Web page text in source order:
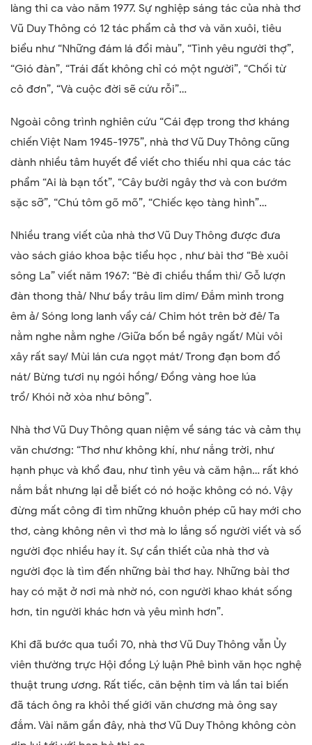
làng thi ca vào năm 1977. Sự nghiệp sáng tác của nhà thơ
Vũ Duy Thông có 12 tác phẩm cả thơ và văn xuôi, tiêu
biểu như “Những đám lá đổi màu”, “Tình yêu người thợ”,
“Gió đàn”, “Trái đất không chỉ có một người”, “Chối từ
cô đơn”, “Và cuộc đời sẽ cứu rỗi”…
Ngoài công trình nghiên cứu “Cái đẹp trong thơ kháng
chiến Việt Nam 1945-1975”, nhà thơ Vũ Duy Thông cũng
dành nhiều tâm huyết để viết cho thiếu nhi qua các tác
phẩm “Ai là bạn tốt”, “Cây bưởi ngây thơ và con bướm
sặc sỡ”, “Chú tôm gõ mõ”, “Chiếc kẹo tàng hình”…
Nhiều trang viết của nhà thơ Vũ Duy Thông được đưa
vào sách giáo khoa bậc tiểu học , như bài thơ “Bè xuôi
sông La” viết năm 1967: “Bè đi chiều thầm thì/ Gỗ lượn
đàn thong thả/ Như bầy trâu lim dim/ Đắm mình trong
êm ả/ Sóng long lanh vẩy cá/ Chim hót trên bờ đê/Ta
nằm nghe nằm nghe /Giữa bốn bề ngây ngất/ Mùi vôi
xây rất say/ Mùi lán cưa ngọt mát/Trong đạn bom đổ
nát/ Bừng tươi nụ ngói hồng/ Đồng vàng hoe lúa
trổ/ Khói nở xòa như bông”.
Nhà thơ Vũ Duy Thông quan niệm về sáng tác và cảm thụ
văn chương: “Thơ như không khí, như nắng trời, như
hạnh phục và khổ đau, như tình yêu và căm hận… rất khó
nắm bắt nhưng lại dễ biết có nó hoặc không có nó. Vậy
đừng mất công đi tìm những khuôn phép cũ hay mới cho
thơ, càng không nên vì thơ mà lo lắng số người viết và số
người đọc nhiều hay ít. Sự cần thiết của nhà thơ và
người đọc là tìm đến những bài thơ hay. Những bài thơ
hay có mặt ở nơi mà nhờ nó, con người khao khát sống
hơn, tin người khác hơn và yêu mình hơn”.
Khi đã bước qua tuổi 70, nhà thơ Vũ Duy Thông vẫn Ủy
viên thường trực Hội đồng Lý luận Phê bình văn học nghệ
thuật trung ương. Rất tiếc, căn bệnh tim và lần tai biến
đã tách ông ra khỏi thế giới văn chương mà ông say
đắm. Vài năm gần đây, nhà thơ Vũ Duy Thông không còn